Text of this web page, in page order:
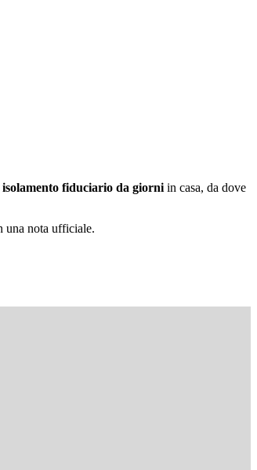
isolamento fiduciario da giorni in casa, da dove
una nota ufficiale.